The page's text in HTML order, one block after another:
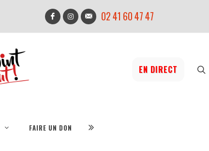
02 41 60 47 47
EN DIRECT
FAIRE UN DON